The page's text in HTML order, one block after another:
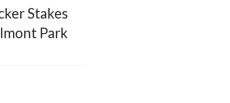
Stakes
Park